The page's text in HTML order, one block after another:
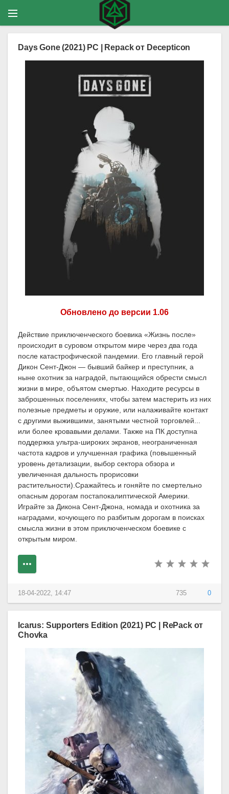
Days Gone (2021) PC | Repack от Decepticon
Обновлено до версии 1.06
Действие приключенческого боевика «Жизнь после»
происходит в суровом открытом мире через два года
после катастрофической пандемии. Его главный герой
Дикон Сент-Джон — бывший байкер и преступник, а
ныне охотник за наградой, пытающийся обрести смысл
жизни в мире, объятом смертью. Находите ресурсы в
заброшенных поселениях, чтобы затем мастерить из них
полезные предметы и оружие, или налаживайте контакт
с другими выжившими, занятыми честной торговлей...
или более кровавыми делами. Также на ПК доступна
поддержка ультра-широких экранов, неограниченная
частота кадров и улучшенная графика (повышенный
уровень детализации, выбор сектора обзора и
увеличенная дальность прорисовки
растительности).Сражайтесь и гоняйте по смертельно
опасным дорогам постапокалиптической Америки.
Играйте за Дикона Сент-Джона, номада и охотника за
наградами, кочующего по разбитым дорогам в поисках
смысла жизни в этом приключенческом боевике с
открытым миром.
735 0
18-04-2022, 14:47
Icarus: Supporters Edition (2021) PC | RePack от
Chovka